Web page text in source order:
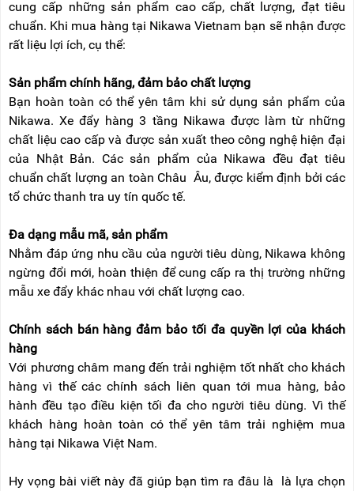
cung cấp những sản phẩm cao cấp, chất lượng, đạt tiêu
chuẩn. Khi mua hàng tại Nikawa Vietnam bạn sẽ nhận được
rất liệu lợi ích, cụ thể:
Sản phẩm chính hãng, đảm bảo chất lượng
Bạn hoàn toàn có thể yên tâm khi sử dụng sản phẩm của
Nikawa. Xe đẩy hàng 3 tầng Nikawa được làm từ những
chất liệu cao cấp và được sản xuất theo công nghệ hiện đại
của Nhật Bản. Các sản phẩm của Nikawa đều đạt tiêu
chuẩn chất lượng an toàn Châu Âu, được kiểm định bởi các
tổ chức thanh tra uy tín quốc tế.
Đa dạng mẫu mã, sản phẩm
Nhằm đáp ứng nhu cầu của người tiêu dùng, Nikawa không
ngừng đổi mới, hoàn thiện để cung cấp ra thị trường những
mẫu xe đẩy khác nhau với chất lượng cao.
Chính sách bán hàng đảm bảo tối đa quyền lợi của khách
hàng
Với phương châm mang đến trải nghiệm tốt nhất cho khách
hàng vì thế các chính sách liên quan tới mua hàng, bảo
hành đều tạo điều kiện tối đa cho người tiêu dùng. Vì thế
khách hàng hoàn toàn có thể yên tâm trải nghiệm mua
hàng tại Nikawa Việt Nam.
Hy vọng bài viết này đã giúp bạn tìm ra đâu là là lựa chọn